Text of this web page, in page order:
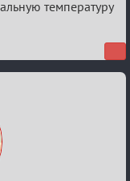
температуру